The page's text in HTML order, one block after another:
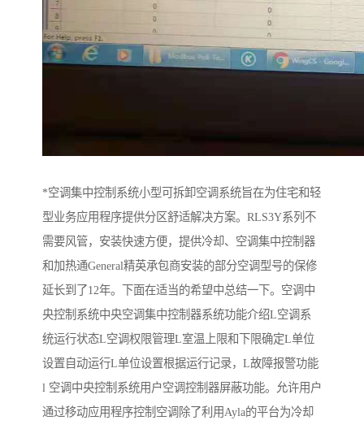
*空调集中控制系统小型可拆卸空调系统旨在为住宅和轻
型业务应用程序提供分区舒适解决方案。RLS3Y系列不
需要风管，安装快速方便，提供冷却、空调集中控制器
和加热通General精英承包商安装的部分空调型号的保修
延长到了12年。下面在适当的希望中总结一下。空调中
央控制系统中央空调集中控制器系统功能介绍L空调系
统运行状态L空调权限管理L室温上限和下限确定L单位
设置自动运行L单位设置根据运行记录，L故障报警功能
l 空调中央控制系统用户空调控制器屏蔽功能。允许用户
通过移动应用程序控制空调除了利用Ayla的平台为冷却